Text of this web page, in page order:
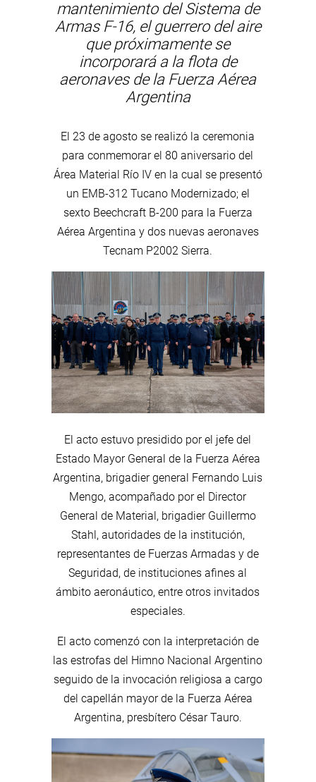
mantenimiento del Sistema de
Armas F-16, el guerrero del aire
que próximamente se
incorporará a la flota de
aeronaves de la Fuerza Aérea
Argentina
El 23 de agosto se realizó la ceremonia
para conmemorar el 80 aniversario del
Área Material Río IV en la cual se presentó
un EMB-312 Tucano Modernizado; el
sexto Beechcraft B-200 para la Fuerza
Aérea Argentina y dos nuevas aeronaves
Tecnam P2002 Sierra.
El acto estuvo presidido por el jefe del
Estado Mayor General de la Fuerza Aérea
Argentina, brigadier general Fernando Luis
Mengo, acompañado por el Director
General de Material, brigadier Guillermo
Stahl, autoridades de la institución,
representantes de Fuerzas Armadas y de
Seguridad, de instituciones afines al
ámbito aeronáutico, entre otros invitados
especiales.
El acto comenzó con la interpretación de
las estrofas del Himno Nacional Argentino
seguido de la invocación religiosa a cargo
del capellán mayor de la Fuerza Aérea
Argentina, presbítero César Tauro.